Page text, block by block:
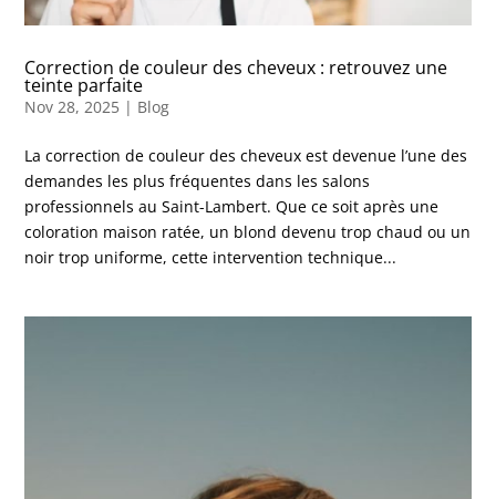
Correction de couleur des cheveux : retrouvez une
teinte parfaite
Nov 28, 2025 | Blog
La correction de couleur des cheveux est devenue l’une des
demandes les plus fréquentes dans les salons
professionnels au Saint-Lambert. Que ce soit après une
coloration maison ratée, un blond devenu trop chaud ou un
noir trop uniforme, cette intervention technique...